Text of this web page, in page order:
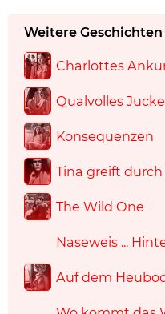
Weitere
Charlottes
Qualvolles
Konsequenzen
Tina greift durch
The Wild One
Naseweis ...
Auf dem